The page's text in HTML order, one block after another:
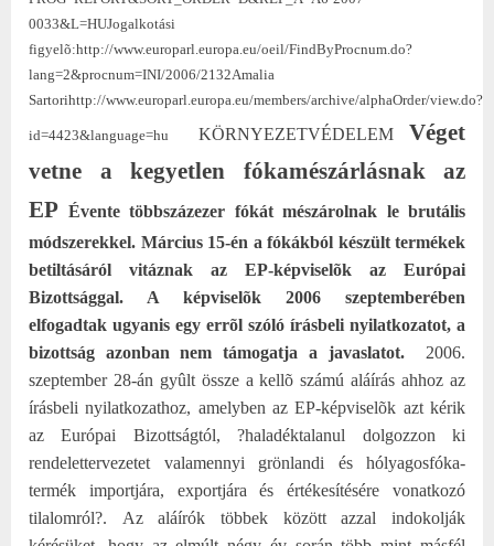
0033&L=HUJogalkotási
figyelõ:http://www.europarl.europa.eu/oeil/FindByProcnum.do?
lang=2&procnum=INI/2006/2132Amalia
Sartorihttp://www.europarl.europa.eu/members/archive/alphaOrder/view.do?
id=4423&language=hu KÖRNYEZETVÉDELEM
Véget
vetne a kegyetlen fókamészárlásnak az
EP Évente többszázezer fókát mészárolnak le brutális
módszerekkel. Március 15-én a fókákból készült termékek
betiltásáról vitáznak az EP-képviselõk az Európai
Bizottsággal. A képviselõk 2006 szeptemberében
elfogadtak ugyanis egy errõl szóló írásbeli nyilatkozatot, a
bizottság azonban nem támogatja a javaslatot.
2006.
szeptember 28-án gyûlt össze a kellõ számú aláírás ahhoz az
írásbeli nyilatkozathoz, amelyben az EP-képviselõk azt kérik
az Európai Bizottságtól, ?haladéktalanul dolgozzon ki
rendelettervezetet valamennyi grönlandi és hólyagosfóka-
termék importjára, exportjára és értékesítésére vonatkozó
tilalomról?.
Az aláírók többek között azzal indokolják